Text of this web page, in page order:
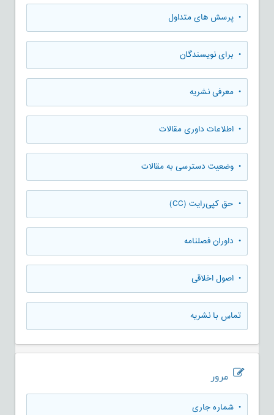
• پرسش های متداول
• برای نویسندگان
• معرفی نشریه
• اطلاعات داوری مقالات
• وضعیت دسترسی به مقالات
• حق کپی‌رایت (CC)
• داوران فصلنامه
• اصول اخلاقی
تماس با نشریه
مرور
• شماره جاری